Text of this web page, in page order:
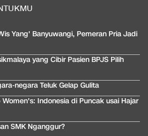
Yang' Banyuwangi, Pemeran Pria Jadi
yang Cibir Pasien BPJS Pilih
negara Teluk Gelap Gulita
Women's: Indonesia di Puncak usai Hajar
SMK Nganggur?